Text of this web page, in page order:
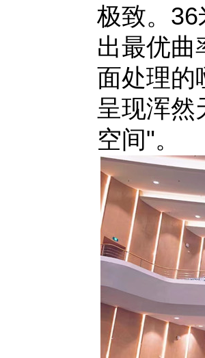
极致。
出最优曲
面处理的
呈现浑然
空间"。